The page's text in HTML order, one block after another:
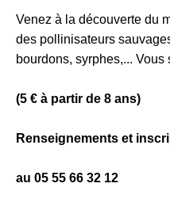
Venez à la découverte du
des pollinisateurs
bourdons, syrphes,...
(5 € à partir de 8 ans)
Renseignements et
au 05 55 66 32 12